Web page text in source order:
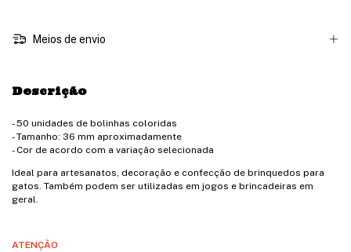
Meios de envio
Descrição
- 50 unidades de bolinhas coloridas
- Tamanho: 36 mm aproximadamente
- Cor de acordo com a variação selecionada
Ideal para artesanatos, decoração e confecção de brinquedos para
gatos. Também podem ser utilizadas em jogos e brincadeiras em
geral.
ATENÇÃO